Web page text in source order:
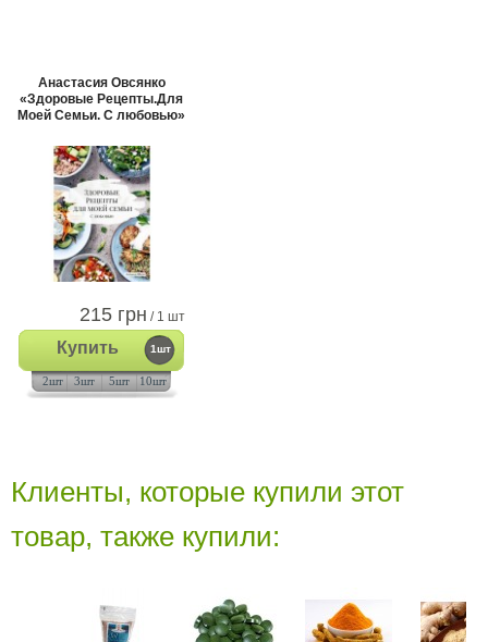
Анастасия Овсянко
«Здоровые Рецепты.Для
Моей Семьи. С любовью»
215 грн / 1 шт
Купить 1шт
2шт 3шт 5шт 10шт
Клиенты, которые купили этот
товар, также купили: